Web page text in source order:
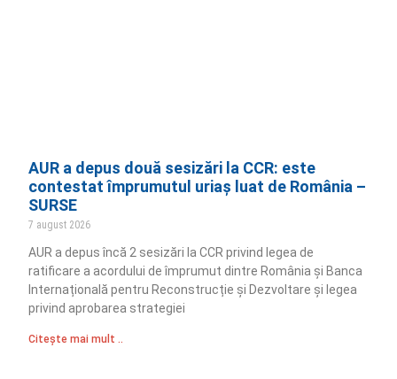
AUR a depus două sesizări la CCR: este
contestat împrumutul uriaș luat de România –
SURSE
7 august 2026
AUR a depus încă 2 sesizări la CCR privind legea de
ratificare a acordului de împrumut dintre România și Banca
Internațională pentru Reconstrucție și Dezvoltare și legea
privind aprobarea strategiei
Citește mai mult ..